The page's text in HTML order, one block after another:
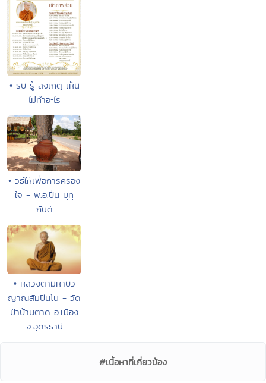
• รับ รู้ สังเกตุ เห็น
ไม่ทำอะไร
• วิธีให้เพื่อการครอง
ใจ - พ.อ.ปิ่น มุทุ
กันต์
• หลวงตามหาบัว
ญาณสัมปันโน - วัด
ป่าบ้านตาด อ.เมือง
จ.อุดรธานี
#เนื้อหาที่เกี่ยวข้อง